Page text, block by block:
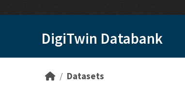
DigiTwin Databank
Datasets